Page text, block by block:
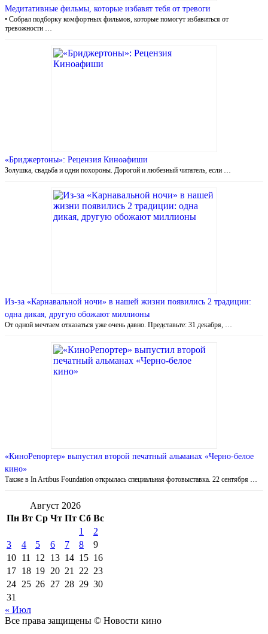
Медитативные фильмы, которые избавят тебя от тревоги
• Собрал подборку комфортных фильмов, которые помогут избавиться от
тревожности …
«Бриджертоны»: Рецензия Киноафиши
Золушка, свадьба и одни похороны. Дорогой и любезный читатель, если …
Из-за «Карнавальной ночи» в нашей жизни появились 2 традиции:
одна дикая, другую обожают миллионы
От одной мечтаем отказаться уже очень давно. Представьте: 31 декабря, …
«КиноРепортер» выпустил второй печатный альманах «Черно-белое
кино»
Также в In Artibus Foundation открылась специальная фотовыставка. 22 сентября …
Август 2026
Пн Вт Ср Чт Пт Сб Вс
1
2
3
4 5 6 7 8
9
10 11 12 13 14 15 16
17 18 19 20 21 22 23
24 25 26 27 28 29 30
31
« Июл
Все права защищены © Новости кино